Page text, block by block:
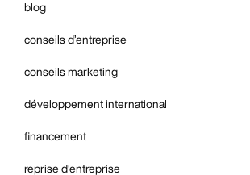
blog
conseils d’entreprise
conseils marketing
développement international
financement
reprise d’entreprise